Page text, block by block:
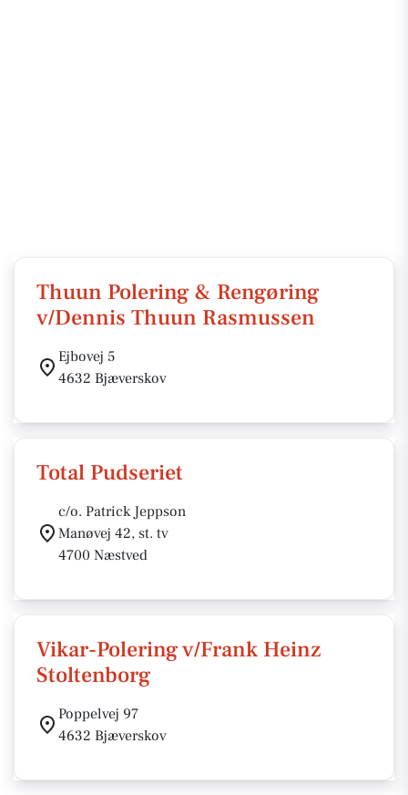
Thuun Polering & Rengøring
v/Dennis Thuun Rasmussen
Ejbovej 5
4632 Bjæverskov
Total Pudseriet
c/o. Patrick Jeppson
Manøvej 42, st. tv
4700 Næstved
Vikar-Polering v/Frank Heinz
Stoltenborg
Poppelvej 97
4632 Bjæverskov